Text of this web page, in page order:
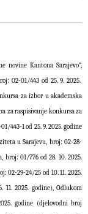
novine Kantona Sarajevo“,
02-01/443 od 25. 9. 2025.
za izbor u akademska
za raspisivanje konkursa za
443-1 od 25. 9. 2025. godine
u Sarajevu, broj: 02-28-
broj: 01/776 od 28. 10. 2025.
02-29-24/25 od 10. 11. 2025.
2025. godine), Odlukom
godine (djelovodni broj